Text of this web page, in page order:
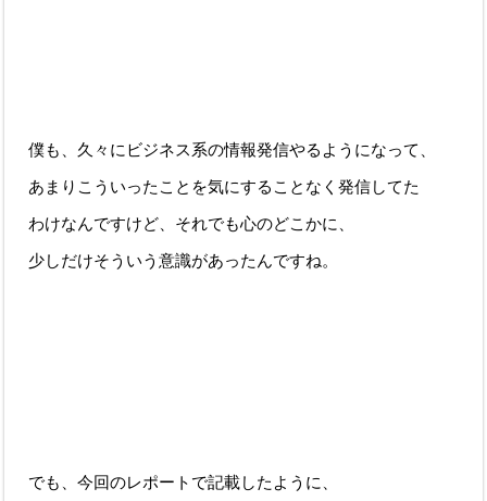
僕も、久々にビジネス系の情報発信やるようになって、
あまりこういったことを気にすることなく発信してた
わけなんですけど、それでも心のどこかに、
少しだけそういう意識があったんですね。
でも、今回のレポートで記載したように、